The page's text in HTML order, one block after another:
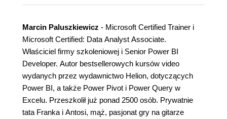
Marcin Paluszkiewicz - Microsoft Certified Trainer i
Microsoft Certified: Data Analyst Associate.
Właściciel firmy szkoleniowej i Senior Power BI
Developer. Autor bestsellerowych kursów video
wydanych przez wydawnictwo Helion, dotyczących
Power BI, a także Power Pivot i Power Query w
Excelu. Przeszkolił już ponad 2500 osób. Prywatnie
tata Franka i Antosi, mąż, pasjonat gry na gitarze